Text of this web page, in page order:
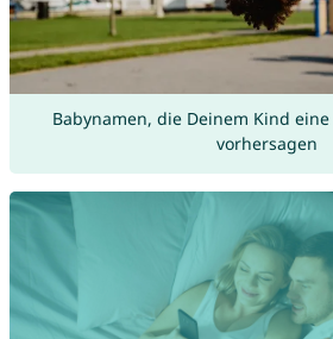
Babynamen, die Deinem Kind
vorhersagen